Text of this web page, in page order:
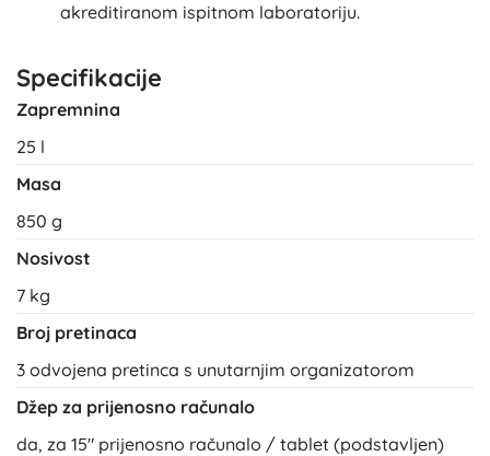
akreditiranom ispitnom laboratoriju.
Specifikacije
Zapremnina
25 l
Masa
850 g
Nosivost
7 kg
Broj pretinaca
3 odvojena pretinca s unutarnjim organizatorom
Džep za prijenosno računalo
da, za 15" prijenosno računalo / tablet (podstavljen)